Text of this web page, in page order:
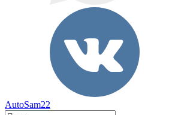
AutoSam22